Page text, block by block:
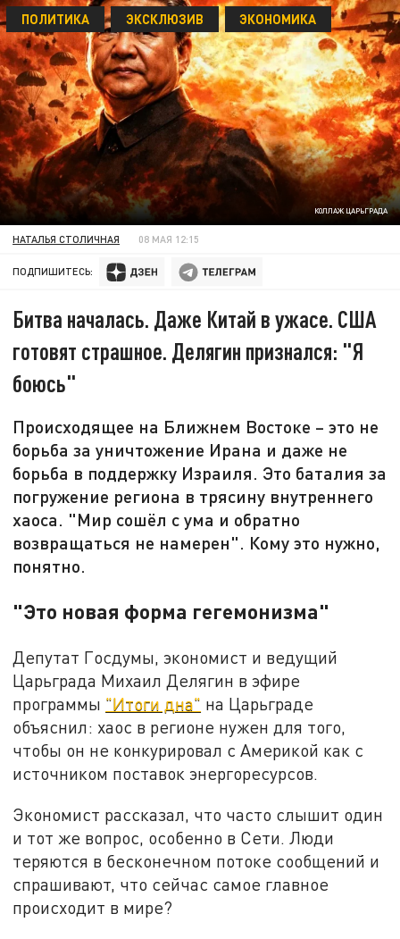
КОЛЛАЖ ЦАРЬГРАДА
ПОЛИТИКА ЭКСКЛЮЗИВ ЭКОНОМИКА
НАТАЛЬЯ СТОЛИЧНАЯ 08 МАЯ 12:15
ПОДПИШИТЕСЬ:
Битва началась. Даже Китай в ужасе. США
готовят страшное. Делягин признался: "Я
боюсь"
Происходящее на Ближнем Востоке – это не
борьба за уничтожение Ирана и даже не
борьба в поддержку Израиля. Это баталия за
погружение региона в трясину внутреннего
хаоса. "Мир сошёл с ума и обратно
возвращаться не намерен". Кому это нужно,
понятно.
"Это новая форма гегемонизма"
Депутат Госдумы, экономист и ведущий
Царьграда Михаил Делягин в эфире
программы "Итоги дна" на Царьграде
объяснил: хаос в регионе нужен для того,
чтобы он не конкурировал с Америкой как с
источником поставок энергоресурсов.
Экономист рассказал, что часто слышит один
и тот же вопрос, особенно в Сети. Люди
теряются в бесконечном потоке сообщений и
спрашивают, что сейчас самое главное
происходит в мире?